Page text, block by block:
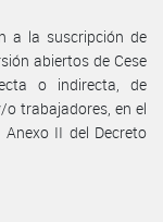
a la suscripción de
abiertos de Cese
o indirecta, de
trabajadores, en el
II del Decreto